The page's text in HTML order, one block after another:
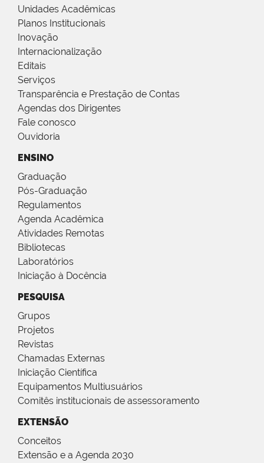
Unidades Acadêmicas
Planos Institucionais
Inovação
Internacionalização
Editais
Serviços
Transparência e Prestação de Contas
Agendas dos Dirigentes
Fale conosco
Ouvidoria
ENSINO
Graduação
Pós-Graduação
Regulamentos
Agenda Acadêmica
Atividades Remotas
Bibliotecas
Laboratórios
Iniciação à Docência
PESQUISA
Grupos
Projetos
Revistas
Chamadas Externas
Iniciação Científica
Equipamentos Multiusuários
Comitês institucionais de assessoramento
EXTENSÃO
Conceitos
Extensão e a Agenda 2030